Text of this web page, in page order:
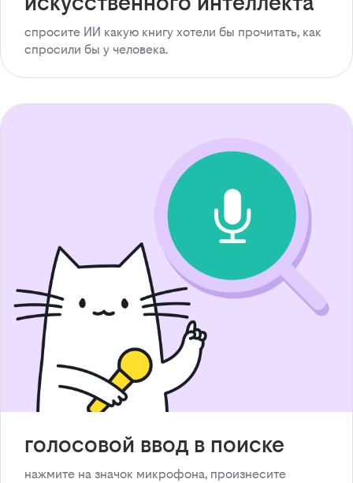
спросите ИИ какую книгу хотели бы прочитать, как
спросили бы у человека.
голосовой ввод в поиске
нажмите на значок микрофона, произнесите